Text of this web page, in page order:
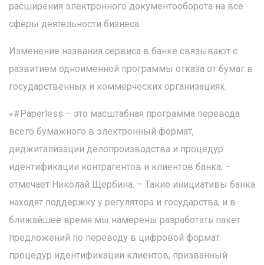
расширения электронного документооборота на все
сферы деятельности бизнеса.
Изменение названия сервиса в банке связывают с
развитием одноименной программы отказа от бумаг в
государственных и коммерческих организациях.
«#Paperless – это масштабная программа перевода
всего бумажного в электронный формат,
диджитализации делопроизводства и процедур
идентификации контрагентов и клиентов банка, –
отмечает Николай Щербина. – Такие инициативы банка
находят поддержку у регулятора и государства, и в
ближайшее время мы намерены разработать пакет
предложений по переводу в цифровой формат
процедур идентификации клиентов, призванный